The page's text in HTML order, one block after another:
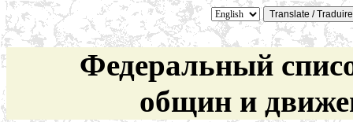
Федеральный
общин и